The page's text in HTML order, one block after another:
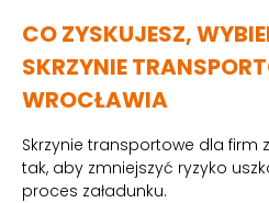
CO ZYSKUJESZ,
SKRZYNIE
WROCŁAWIA
Skrzynie transportowe dla firm
tak, aby zmniejszyć ryzyko
proces załadunku.